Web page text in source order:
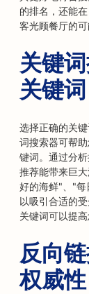
的排名，还能
客光顾餐厅的可
关键
关键词
选择正确的关
词搜索器可帮
键词。通过分
推荐能带来巨
好的海鲜"、"
以吸引合适的
关键词可以提高
反向
权威性